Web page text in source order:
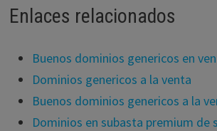
Enlaces relacionados
Buenos dominios genericos en
Dominios genericos a la venta
Buenos dominios genericos a la
Dominios en subasta premium de